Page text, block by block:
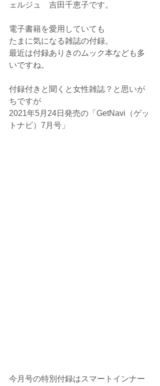
ェルジュ　吉田千恵子です。
電子書籍を愛用していても
たまに気になる雑誌の付録。
最近は付録ありきのムック本なども多
いですね。
付録付きと聞くと女性雑誌？と思いが
ちですが
2021年5月24日発売の「GetNavi（ゲッ
トナビ）7月号」
今月号の特別付録はスマートインナー